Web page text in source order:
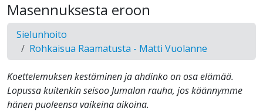
Masennuksesta eroon
Sielunhoito
Rohkaisua Raamatusta - Matti Vuolanne
Koettelemuksen kestäminen ja ahdinko on osa elämää.
Lopussa kuitenkin seisoo Jumalan rauha, jos käännymme
hänen puoleensa vaikeina aikoina.